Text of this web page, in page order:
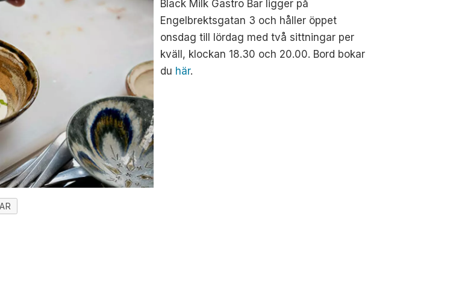
Black Milk Gastro Bar ligger på
Engelbrektsgatan 3 och håller öppet
onsdag till lördag med två sittningar per
kväll, klockan 18.30 och 20.00. Bord bokar
du här.